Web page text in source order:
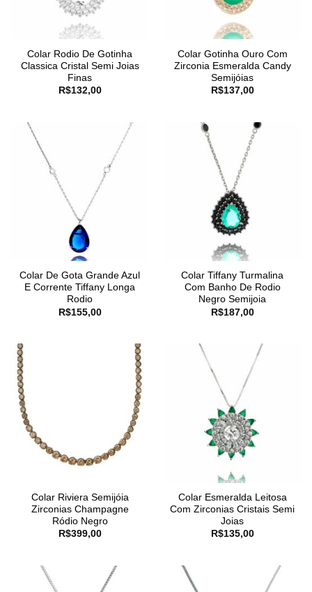
Colar Rodio De Gotinha
Classica Cristal Semi Joias
Finas
R$132,00
Colar Gotinha Ouro Com
Zirconia Esmeralda Candy
Semijóias
R$137,00
Colar De Gota Grande Azul
E Corrente Tiffany Longa
Rodio
R$155,00
Colar Tiffany Turmalina
Com Banho De Rodio
Negro Semijoia
R$187,00
Colar Riviera Semijóia
Zirconias Champagne
Ródio Negro
R$399,00
Colar Esmeralda Leitosa
Com Zirconias Cristais Semi
Joias
R$135,00